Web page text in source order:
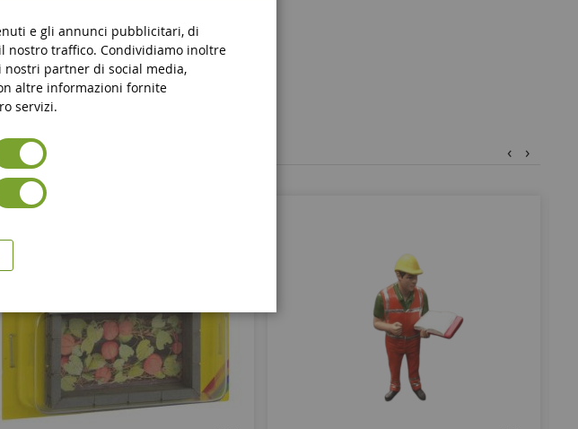
‹ ›
e gli annunci pubblicitari, di
nostro traffico. Condividiamo inoltre
partner di social media,
altre informazioni fornite
servizi.